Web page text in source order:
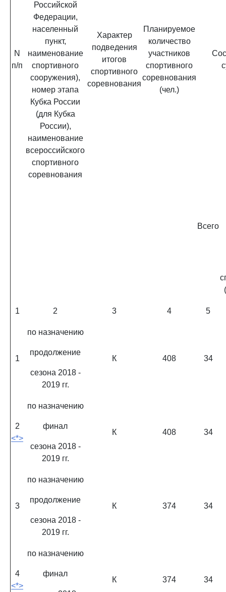
N
п/п
Российской
Федерации,
населенный
пункт,
наименование
спортивного
сооружения),
номер этапа
Кубка России
(для Кубка
России),
наименование
всероссийского
спортивного
соревнования
Характер
подведения
итогов
спортивного
соревнования
Планируемое
количество
участников
спортивного
соревнования
(чел.)
Всего
1 2 3 4 5
1
по назначению
продолжение
сезона 2018 -
2019 гг.
К 408 34
2
<*>
по назначению
финал
сезона 2018 -
2019 гг.
К 408 34
3
по назначению
продолжение
сезона 2018 -
2019 гг.
К 374 34
4
<*>
по назначению
финал
К 374 34